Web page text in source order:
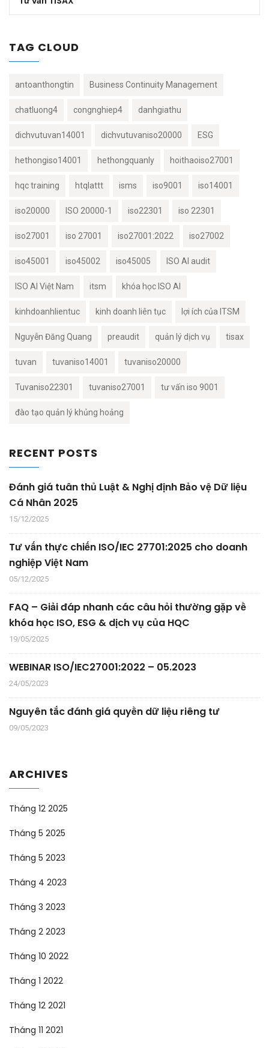
TAG CLOUD
antoanthongtin Business Continuity Management
chatluong4 congnghiep4 danhgiathu
dichvutuvan14001 dichvutuvaniso20000 ESG
hethongiso14001 hethongquanly hoithaoiso27001
hqc training htqlattt isms iso9001 iso14001
iso20000 ISO 20000-1 iso22301 iso 22301
iso27001 iso 27001 iso27001:2022 iso27002
iso45001 iso45002 iso45005 ISO AI audit
ISO AI Việt Nam itsm khóa học ISO AI
kinhdoanhlientuc kinh doanh liên tục lợi ích của ITSM
Nguyễn Đăng Quang preaudit quản lý dịch vụ tisax
tuvan tuvaniso14001 tuvaniso20000
Tuvaniso22301 tuvaniso27001 tư vấn iso 9001
đào tạo quản lý khủng hoảng
RECENT POSTS
Đánh giá tuân thủ Luật & Nghị định Bảo vệ Dữ liệu
Cá Nhân 2025
15/12/2025
Tư vấn thực chiến ISO/IEC 27701:2025 cho doanh
nghiệp Việt Nam
05/12/2025
FAQ – Giải đáp nhanh các câu hỏi thường gặp về
khóa học ISO, ESG & dịch vụ của HQC
19/05/2025
WEBINAR ISO/IEC27001:2022 – 05.2023
24/05/2023
Nguyên tắc đánh giá quyền dữ liệu riêng tư
09/05/2023
ARCHIVES
Tháng 12 2025
Tháng 5 2025
Tháng 5 2023
Tháng 4 2023
Tháng 3 2023
Tháng 2 2023
Tháng 10 2022
Tháng 1 2022
Tháng 12 2021
Tháng 11 2021